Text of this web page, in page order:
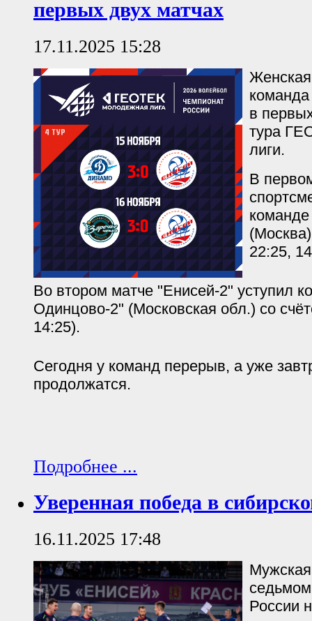
первых двух матчах
17.11.2025 15:28
в
тура
лиги.
В
22:25,
Во втором матче "Енисей-2" уступил
Одинцово-2" (Московская обл.) со
14:25).
Сегодня у команд перерыв, а уже
продолжатся.
Подробнее ...
Уверенная победа в
16.11.2025 17:48
России